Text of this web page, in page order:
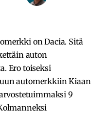
on Dacia. Sitä
auton
Ero toiseksi
automerkkiin Kiaan
9